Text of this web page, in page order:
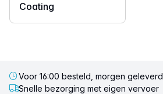
Coating
Voor 16:00 besteld, morgen geleverd
Snelle bezorging met eigen vervoer